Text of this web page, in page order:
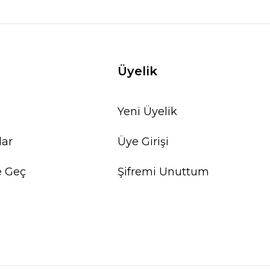
Geç
Üyelik
Yeni Üyelik
Üye Girişi
Şifremi Unuttum